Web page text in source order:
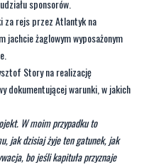
sponsorów.
za rejs przez Atlantyk na
jachcie żaglowym wyposażonym
Story na realizację
dokumentującej warunki, w jakich
W moim przypadku to
jak dzisiaj żyje ten gatunek, jak
bo jeśli kapituła przyznaje